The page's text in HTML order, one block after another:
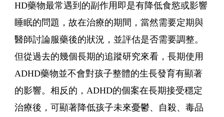
HD藥物最常遇到的副作用即是有降低食慾或影響
睡眠的問題，故在治療的期間，當然需要定期與
醫師討論服藥後的狀況，並評估是否需要調整。
但從過去的幾個長期的追蹤研究來看，長期使用
ADHD藥物並不會對孩子整體的生長發育有顯著
的影響。相反的，ADHD的個案在長期接受穩定
治療後，可顯著降低孩子未來憂鬱、自殺、毒品